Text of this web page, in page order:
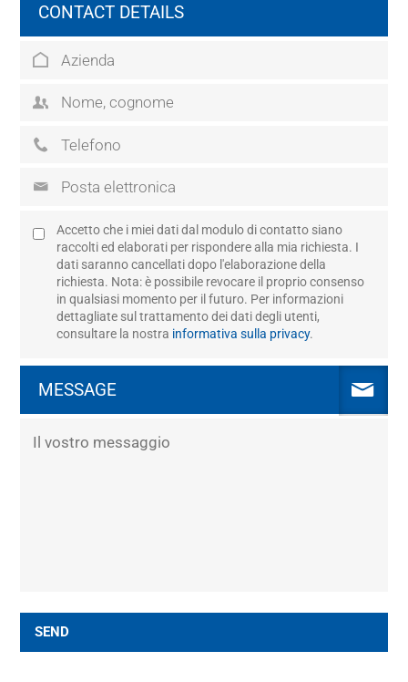
CONTACT DETAILS
Accetto che i miei dati dal modulo di contatto siano
raccolti ed elaborati per rispondere alla mia richiesta. I
dati saranno cancellati dopo l'elaborazione della
richiesta. Nota: è possibile revocare il proprio consenso
in qualsiasi momento per il futuro. Per informazioni
dettagliate sul trattamento dei dati degli utenti,
consultare la nostra informativa sulla privacy.
MESSAGE
SEND